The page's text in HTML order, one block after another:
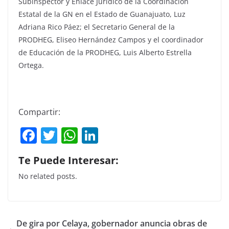
Estatal de la GN en el Estado de Guanajuato, Luz
Adriana Rico Páez; el Secretario General de la
PRODHEG, Eliseo Hernández Campos y el coordinador
de Educación de la PRODHEG, Luis Alberto Estrella
Ortega.
Compartir:
F
a
c
e
o
T
w
itt
er
W
h
at
p
k
n
Te Puede Interesar:
No related posts.
De gira por Celaya, gobernador anuncia obras de